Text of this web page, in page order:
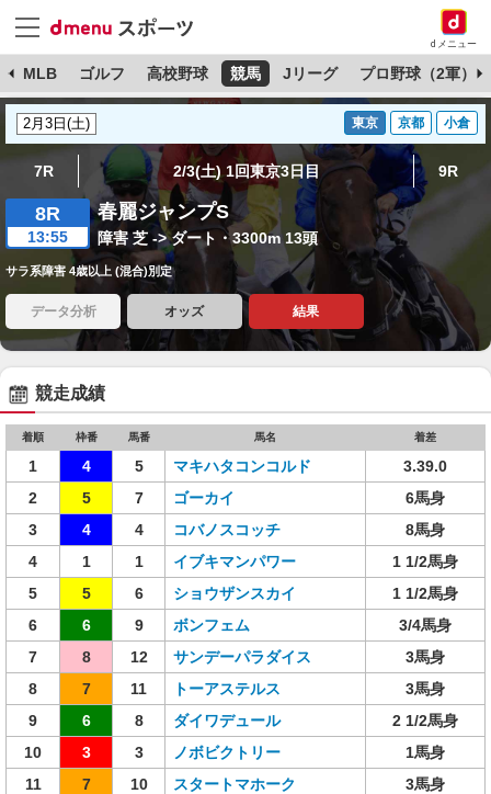
dメニュー
MLB ゴルフ 高校野球 競馬 Jリーグ プロ野球（2軍）
東京 京都 小倉
7R 2/3(土) 1回東京3日目 9R
8R
13:55
春麗ジャンプS
障害 芝 -> ダート・3300m 13頭
サラ系障害 4歳以上 (混合)別定
データ分析 オッズ 結果
競走成績
着順 枠番 馬番 馬名 着差
1 4 5 マキハタコンコルド
3.39.0
2
5 7 ゴーカイ
6馬身
3
4 4 コバノスコッチ
8馬身
4
1 1 イブキマンパワー
1 1/2馬身
5
5 6 ショウザンスカイ
1 1/2馬身
6
6 9 ボンフェム
3/4馬身
7
8 12 サンデーパラダイス
3馬身
8
7 11 トーアステルス
3馬身
9
6 8 ダイワデュール
2 1/2馬身
10
3 3 ノボビクトリー
1馬身
11
7 10 スタートマホーク
3馬身